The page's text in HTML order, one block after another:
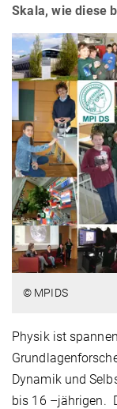
Skala, wie diese
© MPIDS
Physik ist
Dynamik und
bis 16 –jährigen.